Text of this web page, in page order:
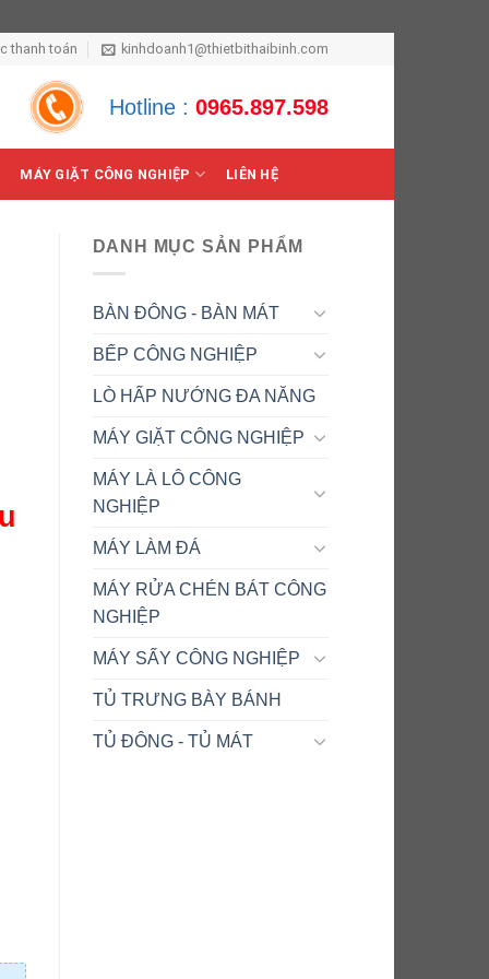
thanh toán kinhdoanh1@thietbithaibinh.com
Hotline : 0965.897.598
MÁY GIẶT CÔNG NGHIỆP LIÊN HỆ
DANH MỤC SẢN PHẨM
BÀN ĐÔNG - BÀN MÁT
BẾP CÔNG NGHIỆP
LÒ HẤP NƯỚNG ĐA NĂNG
MÁY GIẶT CÔNG NGHIỆP
MÁY LÀ LÔ CÔNG
NGHIỆP
MÁY LÀM ĐÁ
MÁY RỬA CHÉN BÁT CÔNG
NGHIỆP
MÁY SẤY CÔNG NGHIỆP
TỦ TRƯNG BÀY BÁNH
TỦ ĐÔNG - TỦ MÁT